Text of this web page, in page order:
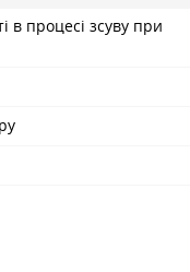
в процесі зсуву при